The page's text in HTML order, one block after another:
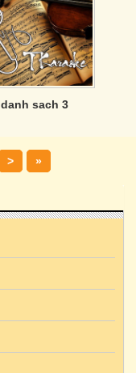
danh sach 3
> »